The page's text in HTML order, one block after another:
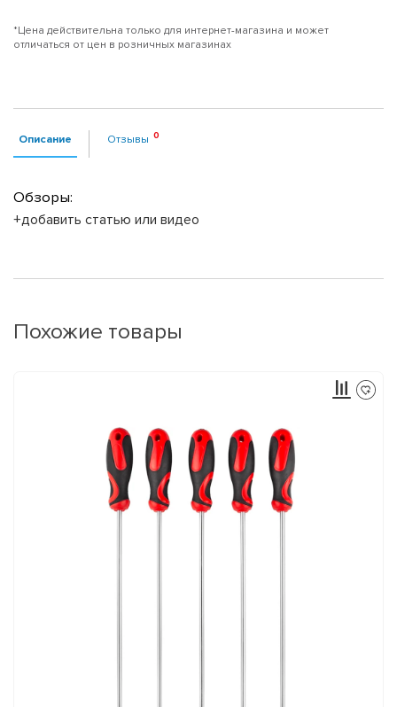
*Цена действительна только для интернет-магазина и может
отличаться от цен в розничных магазинах
Описание Отзывы
Обзоры:
+добавить статью или видео
Похожие товары